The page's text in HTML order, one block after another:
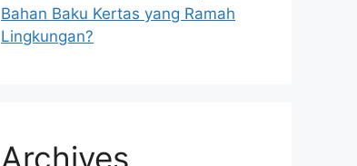
Bahan Baku Kertas yang Ramah
Lingkungan?
Archives